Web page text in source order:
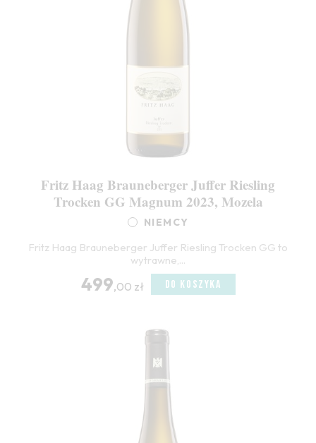
Fritz Haag Brauneberger Juffer Riesling
Trocken GG Magnum 2023, Mozela
NIEMCY
Fritz Haag Brauneberger Juffer Riesling Trocken GG to
wytrawne,...
499,00 zł DO KOSZYKA